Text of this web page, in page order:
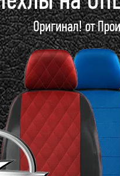
Оригинал! от